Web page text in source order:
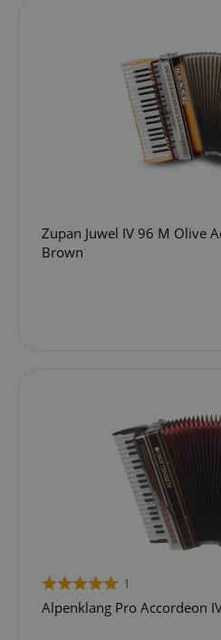
Zupan Juwel IV 96 M Olive
Brown
1
Alpenklang Pro Accordeon